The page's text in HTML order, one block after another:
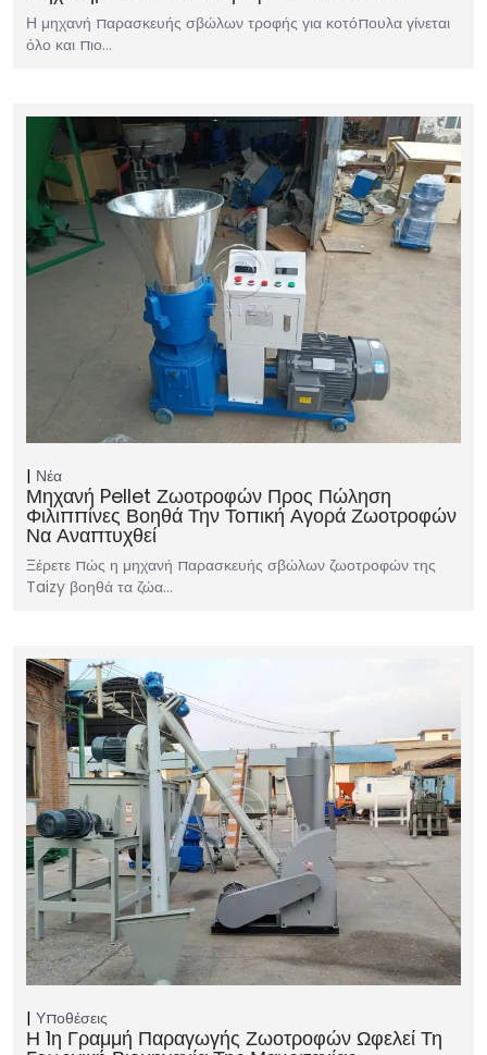
Η μηχανή παρασκευής σβώλων τροφής για κοτόπουλα γίνεται
όλο και πιο…
Νέα
Μηχανή Pellet Ζωοτροφών Προς Πώληση
Φιλιππίνες Βοηθά Την Τοπική Αγορά Ζωοτροφών
Να Αναπτυχθεί
Ξέρετε πώς η μηχανή παρασκευής σβώλων ζωοτροφών της
Taizy βοηθά τα ζώα…
Υποθέσεις
Η 1η Γραμμή Παραγωγής Ζωοτροφών Ωφελεί Τη